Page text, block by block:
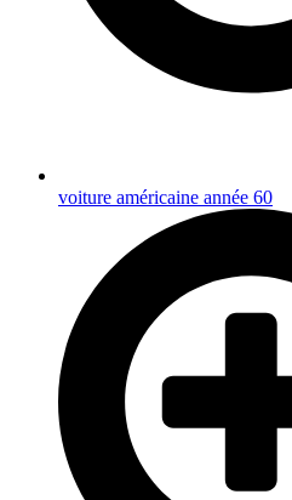
voiture américaine année 60